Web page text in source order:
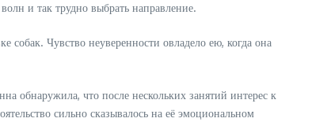
и так трудно выбрать направление.
Чувство неуверенности овладело ею, когда она
обнаружила, что после нескольких занятий интерес к
сильно сказывалось на её эмоциональном